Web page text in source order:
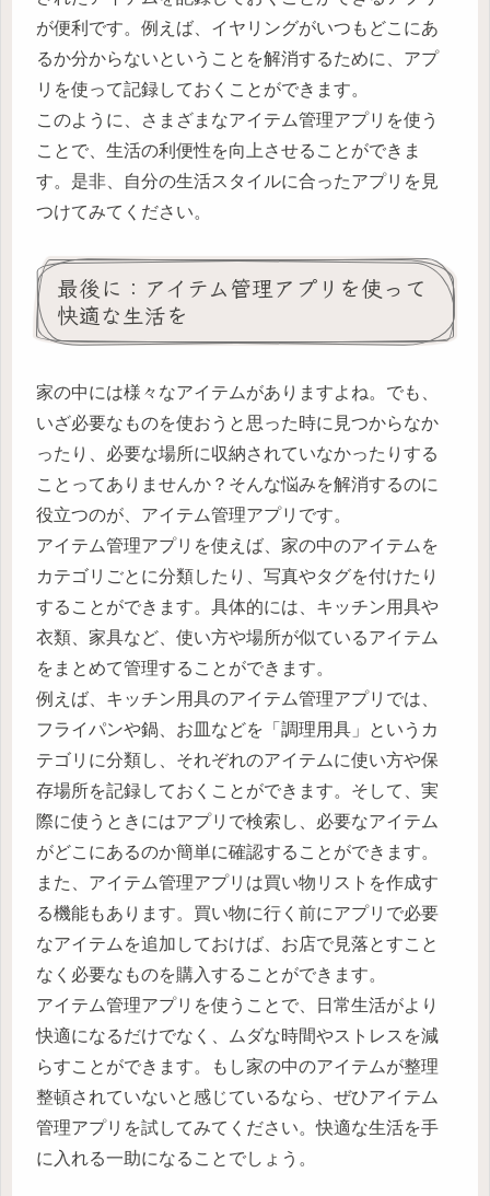
が便利です。例えば、イヤリングがいつもどこにあ
るか分からないということを解消するために、アプ
リを使って記録しておくことができます。
このように、さまざまなアイテム管理アプリを使う
ことで、生活の利便性を向上させることができま
す。是非、自分の生活スタイルに合ったアプリを見
つけてみてください。
最後に：アイテム管理アプリを使って
快適な生活を
家の中には様々なアイテムがありますよね。でも、
いざ必要なものを使おうと思った時に見つからなか
ったり、必要な場所に収納されていなかったりする
ことってありませんか？そんな悩みを解消するのに
役立つのが、アイテム管理アプリです。
アイテム管理アプリを使えば、家の中のアイテムを
カテゴリごとに分類したり、写真やタグを付けたり
することができます。具体的には、キッチン用具や
衣類、家具など、使い方や場所が似ているアイテム
をまとめて管理することができます。
例えば、キッチン用具のアイテム管理アプリでは、
フライパンや鍋、お皿などを「調理用具」というカ
テゴリに分類し、それぞれのアイテムに使い方や保
存場所を記録しておくことができます。そして、実
際に使うときにはアプリで検索し、必要なアイテム
がどこにあるのか簡単に確認することができます。
また、アイテム管理アプリは買い物リストを作成す
る機能もあります。買い物に行く前にアプリで必要
なアイテムを追加しておけば、お店で見落とすこと
なく必要なものを購入することができます。
アイテム管理アプリを使うことで、日常生活がより
快適になるだけでなく、ムダな時間やストレスを減
らすことができます。もし家の中のアイテムが整理
整頓されていないと感じているなら、ぜひアイテム
管理アプリを試してみてください。快適な生活を手
に入れる一助になることでしょう。